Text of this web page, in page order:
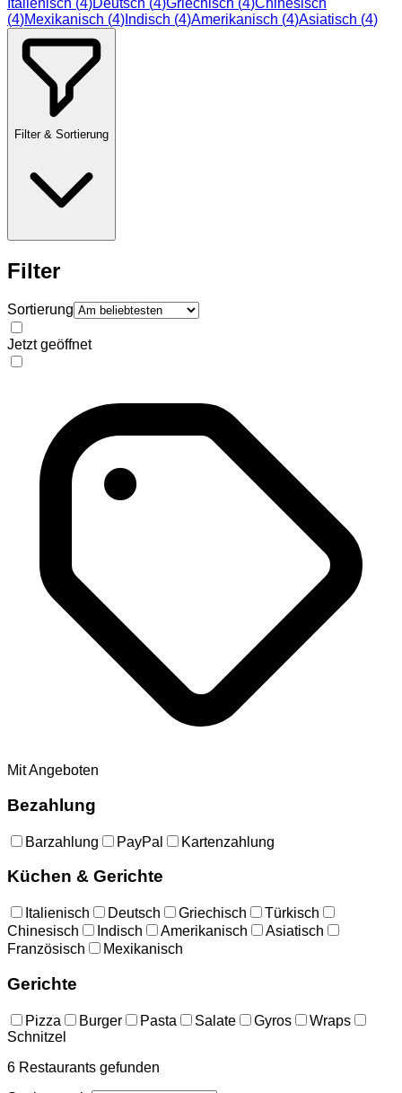
Italienisch (4)Deutsch (4)Griechisch (4)Chinesisch
(4)Mexikanisch (4) Indisch (4)Amerikanisch (4)Asiatisch (4)
Filter & Sortierung
Filter
Sortierung
Jetzt geöffnet
Mit Angeboten
Bezahlung
Barzahlung PayPal Kartenzahlung
Küchen & Gerichte
Italienisch Deutsch Griechisch
Türkisch
Chinesisch
Indisch Amerikanisch
Asiatisch
Französisch
Mexikanisch
Gerichte
Pizza Burger Pasta Salate Gyros
Wraps
Schnitzel
6 Restaurants gefunden